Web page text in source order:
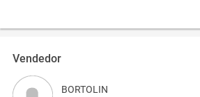
Vendedor
BORTOLIN